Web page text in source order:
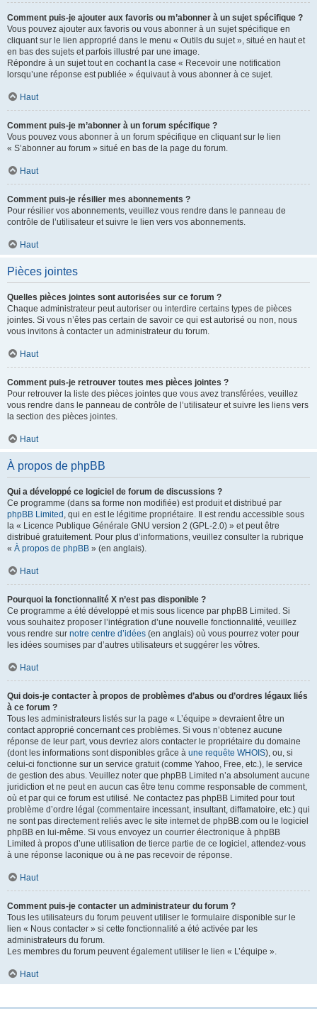
Comment puis-je ajouter aux favoris ou m’abonner à un sujet spécifique ?
Vous pouvez ajouter aux favoris ou vous abonner à un sujet spécifique en
cliquant sur le lien approprié dans le menu « Outils du sujet », situé en haut et
en bas des sujets et parfois illustré par une image.
Répondre à un sujet tout en cochant la case « Recevoir une notification
lorsqu’une réponse est publiée » équivaut à vous abonner à ce sujet.
Haut
Comment puis-je m’abonner à un forum spécifique ?
Vous pouvez vous abonner à un forum spécifique en cliquant sur le lien
« S’abonner au forum » situé en bas de la page du forum.
Haut
Comment puis-je résilier mes abonnements ?
Pour résilier vos abonnements, veuillez vous rendre dans le panneau de
contrôle de l’utilisateur et suivre le lien vers vos abonnements.
Haut
Pièces jointes
Quelles pièces jointes sont autorisées sur ce forum ?
Chaque administrateur peut autoriser ou interdire certains types de pièces
jointes. Si vous n’êtes pas certain de savoir ce qui est autorisé ou non, nous
vous invitons à contacter un administrateur du forum.
Haut
Comment puis-je retrouver toutes mes pièces jointes ?
Pour retrouver la liste des pièces jointes que vous avez transférées, veuillez
vous rendre dans le panneau de contrôle de l’utilisateur et suivre les liens vers
la section des pièces jointes.
Haut
À propos de phpBB
Qui a développé ce logiciel de forum de discussions ?
Ce programme (dans sa forme non modifiée) est produit et distribué par
phpBB Limited , qui en est le légitime propriétaire. Il est rendu accessible sous
la « Licence Publique Générale GNU version 2 (GPL-2.0) » et peut être
distribué gratuitement. Pour plus d’informations, veuillez consulter la rubrique
« À propos de phpBB » (en anglais).
Haut
Pourquoi la fonctionnalité X n’est pas disponible ?
Ce programme a été développé et mis sous licence par phpBB Limited. Si
vous souhaitez proposer l’intégration d’une nouvelle fonctionnalité, veuillez
vous rendre sur notre centre d’idées (en anglais) où vous pourrez voter pour
les idées soumises par d’autres utilisateurs et suggérer les vôtres.
Haut
Qui dois-je contacter à propos de problèmes d’abus ou d’ordres légaux liés
à ce forum ?
Tous les administrateurs listés sur la page « L’équipe » devraient être un
contact approprié concernant ces problèmes. Si vous n’obtenez aucune
réponse de leur part, vous devriez alors contacter le propriétaire du domaine
(dont les informations sont disponibles grâce à une requête WHOIS), ou, si
celui-ci fonctionne sur un service gratuit (comme Yahoo, Free, etc.), le service
de gestion des abus. Veuillez noter que phpBB Limited n’a absolument aucune
juridiction et ne peut en aucun cas être tenu comme responsable de comment,
où et par qui ce forum est utilisé. Ne contactez pas phpBB Limited pour tout
problème d’ordre légal (commentaire incessant, insultant, diffamatoire, etc.) qui
ne sont pas directement reliés avec le site internet de phpBB.com ou le logiciel
phpBB en lui-même. Si vous envoyez un courrier électronique à phpBB
Limited à propos d’une utilisation de tierce partie de ce logiciel, attendez-vous
à une réponse laconique ou à ne pas recevoir de réponse.
Haut
Comment puis-je contacter un administrateur du forum ?
Tous les utilisateurs du forum peuvent utiliser le formulaire disponible sur le
lien « Nous contacter » si cette fonctionnalité a été activée par les
administrateurs du forum.
Les membres du forum peuvent également utiliser le lien « L’équipe ».
Haut